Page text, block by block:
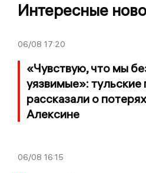
Интересные
06/08 17:20
«Чувствую, что мы
уязвимые»:
рассказали о
Алексине
06/08 16:15